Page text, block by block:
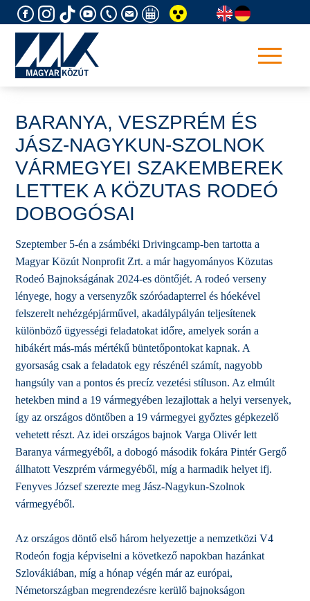
to
BARANYA, VESZPRÉM ÉS
JÁSZ-NAGYKUN-SZOLNOK
VÁRMEGYEI SZAKEMBEREK
LETTEK A KÖZUTAS RODEÓ
DOBOGÓSAI
Szeptember 5-én a zsámbéki Drivingcamp-ben tartotta a
Magyar Közút Nonprofit Zrt. a már hagyományos Közutas
Rodeó Bajnokságának 2024-es döntőjét. A rodeó verseny
lényege, hogy a versenyzők szóróadapterrel és hóekével
felszerelt nehézgépjárművel, akadálypályán teljesítenek
különböző ügyességi feladatokat időre, amelyek során a
hibákért más-más mértékű büntetőpontokat kapnak. A
gyorsaság csak a feladatok egy részénél számít, nagyobb
hangsúly van a pontos és precíz vezetési stíluson. Az elmúlt
hetekben mind a 19 vármegyében lezajlottak a helyi versenyek,
így az országosdöntőben a 19 vármegyei győztes gépkezelő
vehetett részt. Az idei országos bajnok Varga Olivér lett
Baranya vármegyéből, a dobogó második fokára Pintér Gergő
állhatott Veszprém vármegyéből, míg a harmadik helyet ifj.
Fenyves József szerezte meg Jász-Nagykun-Szolnok
vármegyéből.
Az országos döntő első három helyezettje a nemzetközi V4
Rodeón fogja képviselni a következő napokban hazánkat
Szlovákiában, míg a hónap végén már az európai,
Németországban megrendezésre kerülő bajnokságon